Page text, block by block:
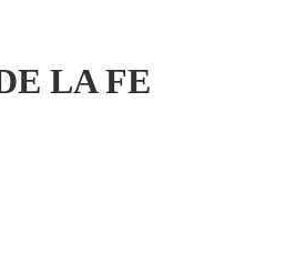
LA FE